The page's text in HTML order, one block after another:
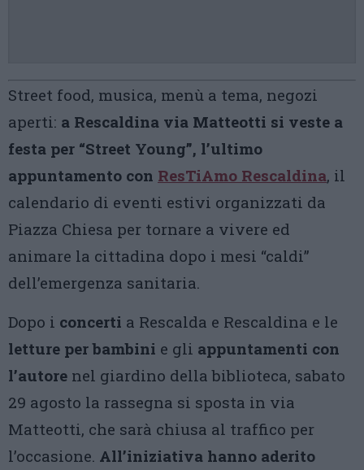
Street food, musica, menù a tema, negozi
aperti: a Rescaldina via Matteotti si veste a
festa per “Street Young”, l’ultimo
appuntamento con ResTiAmo Rescaldina, il
calendario di eventi estivi organizzati da
Piazza Chiesa per tornare a vivere ed
animare la cittadina dopo i mesi “caldi”
dell’emergenza sanitaria.
Dopo i concerti a Rescalda e Rescaldina e le
letture per bambini e gli appuntamenti con
l’autore nel giardino della biblioteca, sabato
29 agosto la rassegna si sposta in via
Matteotti, che sarà chiusa al traffico per
l’occasione. All’iniziativa hanno aderito